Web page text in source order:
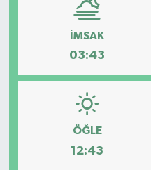
İMSAK
03:43
ÖĞLE
12:43